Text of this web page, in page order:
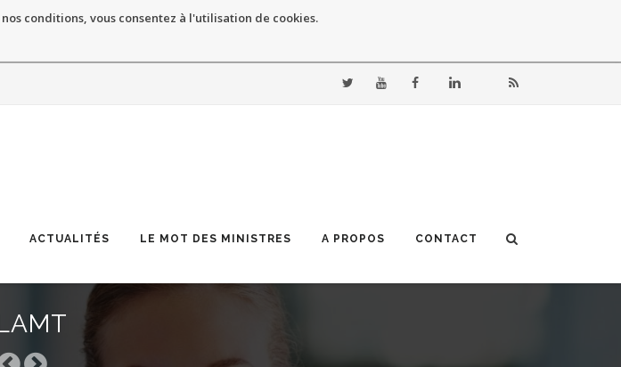
conditions, vous consentez à l'utilisation de cookies.
ACTUALITÉS LE MOT DES MINISTRES A PROPOS CONTACT